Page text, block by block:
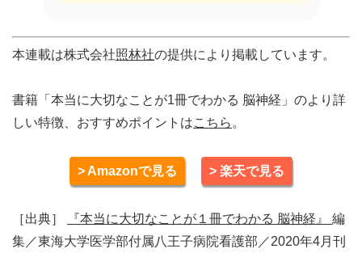
本連載は株式会社照林社の提供により掲載しています。
書籍「本当に大切なことが1冊でわかる 脳神経」のより詳
しい特徴、おすすめポイントはこちら 。
> Amazonで見る > 楽天で見る
［出典］ 『本当に大切なことが１冊でわかる 脳神経』 編
集／東海大学医学部付属八王子病院看護部／2020年4月刊